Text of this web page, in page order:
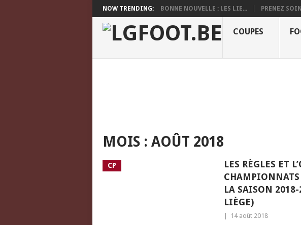
NOW TRENDING: BONNE NOUVELLE : LES LIE... PRENEZ
COUPES
MOIS : AOÛT 2018
CP
LES RÈGLES ET
CHAMPIONNATS
LA SAISON
LIÈGE)
14 août 2018